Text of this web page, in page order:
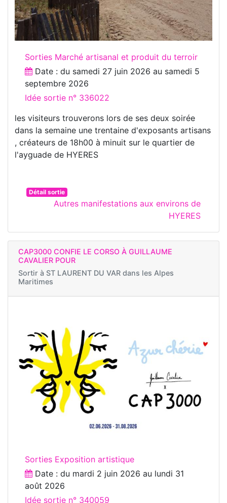
Sorties Marché artisanal et produit du terroir
Date : du samedi 27 juin 2026 au samedi 5
septembre 2026
Idée sortie n° 336022
les visiteurs trouverons lors de ses deux soirée
dans la semaine une trentaine d'exposants artisans
, créateurs de 18h00 à minuit sur le quartier de
l'ayguade de HYERES
Détail sortie
Autres manifestations aux environs de
HYERES
CAP3000 CONFIE LE CORSO À GUILLAUME
CAVALIER POUR
Sortir à ST LAURENT DU VAR dans les Alpes
Maritimes
Sorties Exposition artistique
Date : du mardi 2 juin 2026 au lundi 31
août 2026
Idée sortie n° 340059